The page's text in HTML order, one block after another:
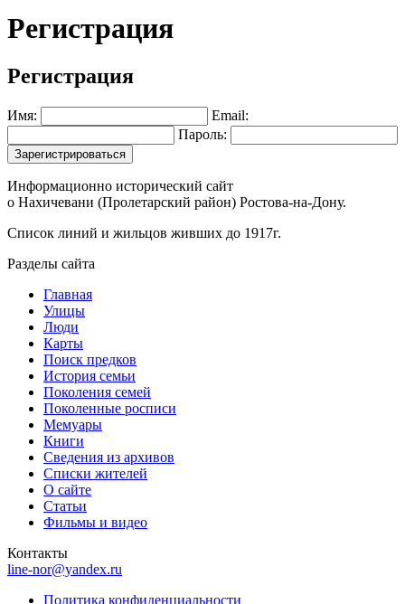
Регистрация
Регистрация
Имя:
Email:
Пароль:
Информационно исторический сайт
о Нахичевани (Пролетарский район) Ростова-на-Дону.
Список линий и жильцов живших до 1917г.
Разделы сайта
Главная
Улицы
Люди
Карты
Поиск предков
История семьи
Поколения семей
Поколенные росписи
Мемуары
Книги
Сведения из архивов
Списки жителей
О сайте
Статьи
Фильмы и видео
Контакты
line-nor@yandex.ru
Политика конфиденциальности